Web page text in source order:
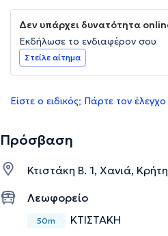
Δεν υπάρχει δυνατότητα
Εκδήλωσε το ενδιαφέρον σου
Στείλε αίτημα
Είστε ο ειδικός; Πάρτε τον
Πρόσβαση
Κτιστάκη Β. 1, Χανιά, Κρήτη
Λεωφορείο
50m ΚΤΙΣΤΑΚΗ